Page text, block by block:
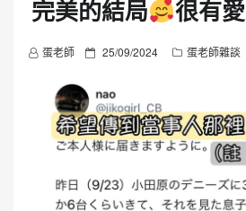
完美的結局 很有愛
蛋老師
P
s
t
e
o
n
25/09/2024 蛋老師雜談